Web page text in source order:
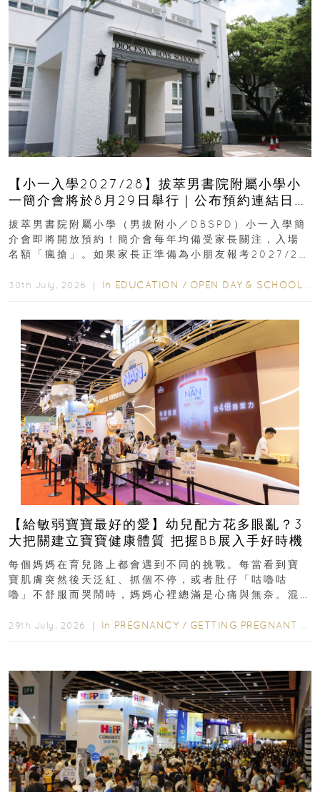
【小一入學2027/28】拔萃男書院附屬小學小
一簡介會將於8月29日舉行｜公布預約連結日期
｜更設有網上重溫
拔萃男書院附屬小學（男拔附小／DBSPD）小一入學簡
介會即將開放預約！簡介會每年均備受家長關注，入場
名額「瘋搶」。如果家長正準備為小朋友報考2027/28
30th July, 2026 ｜ In EDUCATION / OPEN DAY & SCHOOL EVENTS
【給敏弱寶寶最好的愛】幼兒配方花多眼亂？3
大把關建立寶寶健康體質 把握BB展入手好時機
每個媽媽在育兒路上都會遇到不同的挑戰。每當看到寶
寶肌膚突然後天泛紅、抓個不停，或者肚仔「咕嚕咕
嚕」不舒服而哭鬧時，媽媽心裡總滿是心痛與無奈。混
29th July, 2026 ｜ In PREGNANCY / GETTING PREGNANT